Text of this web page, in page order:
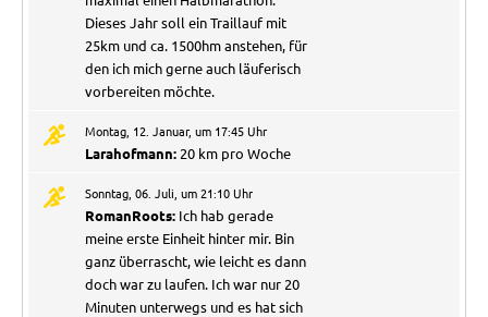
Dieses Jahr soll ein Traillauf mit
25km und ca. 1500hm anstehen, für
den ich mich gerne auch läuferisch
vorbereiten möchte.
Montag, 12. Januar, um 17:45 Uhr
Larahofmann: 20 km pro Woche
Sonntag, 06. Juli, um 21:10 Uhr
RomanRoots: Ich hab gerade
meine erste Einheit hinter mir. Bin
ganz überrascht, wie leicht es dann
doch war zu laufen. Ich war nur 20
Minuten unterwegs und es hat sich